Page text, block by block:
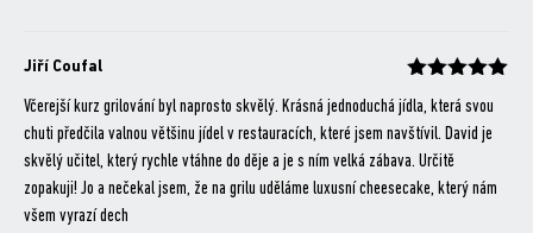
Jiří Coufal
Včerejší kurz grilování byl naprosto skvělý. Krásná jednoduchá jídla, která svou
chuti předčila valnou většinu jídel v restauracích, které jsem navštívil. David je
skvělý učitel, který rychle vtáhne do děje a je s ním velká zábava. Určitě
zopakuji! Jo a nečekal jsem, že na grilu uděláme luxusní cheesecake, který nám
všem vyrazí dech